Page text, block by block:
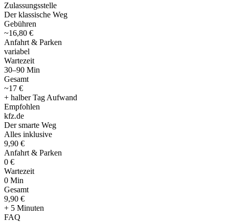
Zulassungsstelle
Der klassische Weg
Gebühren
~16,80 €
Anfahrt & Parken
variabel
Wartezeit
30–90 Min
Gesamt
~17 €
+ halber Tag Aufwand
Empfohlen
kfz.de
Der smarte Weg
Alles inklusive
9,90 €
Anfahrt & Parken
0 €
Wartezeit
0 Min
Gesamt
9,90 €
+ 5 Minuten
FAQ